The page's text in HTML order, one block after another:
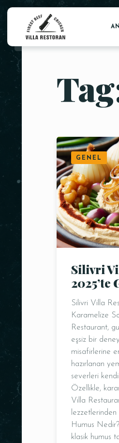
GENEL
Silivri
2025’te
Silivri Villa
Karamelize
Restaurant,
eşsiz bir
misafirlerine
hazırlanan
severleri
Özellikle,
Villa
Humus
klasik humus